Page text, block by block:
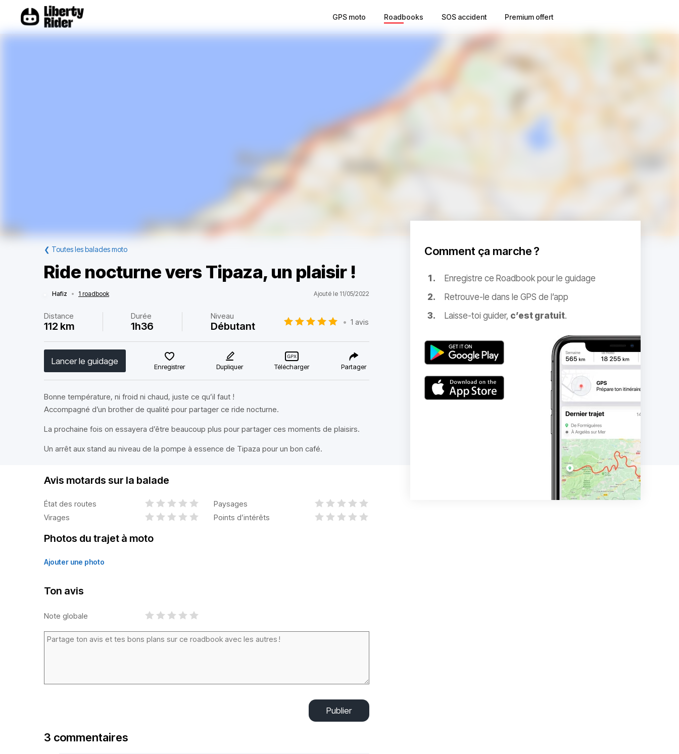
GPS moto Roadbooks SOS accident Premium offert
❮ Toutes les balades moto
Ride nocturne vers Tipaza, un plaisir !
Hafiz • 1 roadbook Ajouté le 11/05/2022
Distance
112 km
Durée
1h36
Niveau
Débutant • 1 avis
Lancer le guidage
Enregistrer Dupliquer Télécharger Partager
Bonne température, ni froid ni chaud, juste ce qu’il faut !
Accompagné d’un brother de qualité pour partager ce ride nocturne.
La prochaine fois on essayera d’être beaucoup plus pour partager ces moments de plaisirs.
Un arrêt aux stand au niveau de la pompe à essence de Tipaza pour un bon café.
Comment ça marche ?
Enregistre ce Roadbook pour le guidage
Retrouve-le dans le GPS de l’app
Laisse-toi guider, c’est gratuit.
Avis motards sur la balade
État des routes
Paysages
Virages
Points d’intérêts
Photos du trajet à moto
Ajouter une photo
Ton avis
Note globale
Publier
3 commentaires